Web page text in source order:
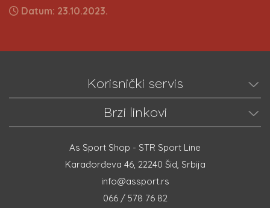
Datum: 23.10.2023.
Korisnički servis
Brzi linkovi
As Sport Shop - STR Sport Line
Karađorđeva 46, 22240 Šid, Srbija
info@assport.rs
066 / 578 76 82